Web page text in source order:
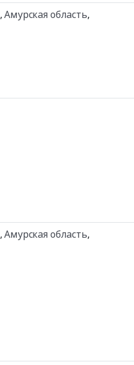
,Амурская область,
,Амурская область,